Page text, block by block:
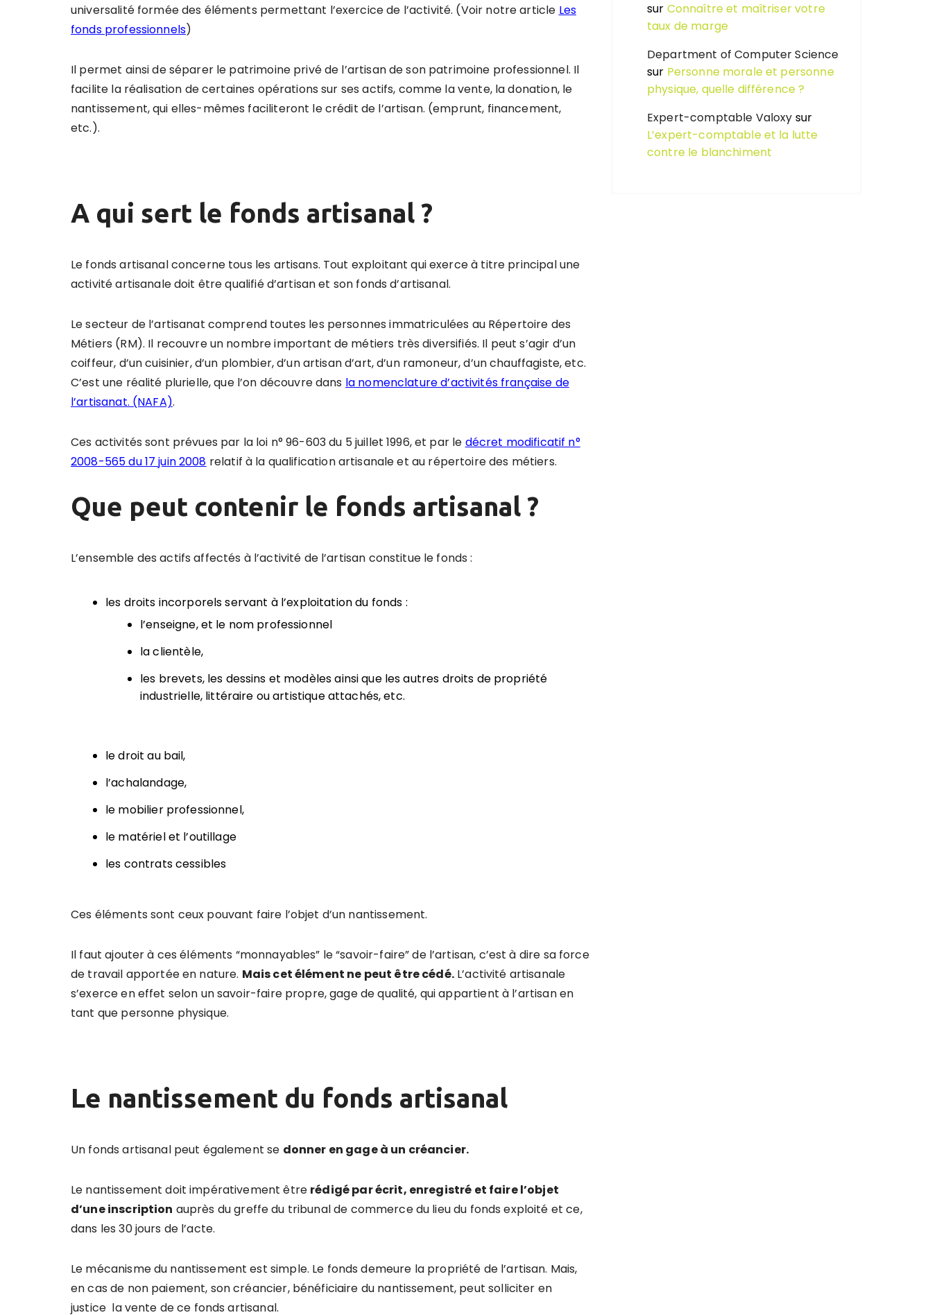
universalité formée des éléments permettant l’exercice de l’activité. (Voir notre article Les
fonds professionnels)
Il permet ainsi de séparer le patrimoine privé de l’artisan de son patrimoine professionnel. Il
facilite la réalisation de certaines opérations sur ses actifs, comme la vente, la donation, le
nantissement, qui elles-mêmes faciliteront le crédit de l’artisan. (emprunt, financement,
etc.).
A qui sert le fonds artisanal ?
Le fonds artisanal concerne tous les artisans. Tout exploitant qui exerce à titre principal une
activité artisanale doit être qualifié d’artisan et son fonds d’artisanal.
Le secteur de l’artisanat comprend toutes les personnes immatriculées au Répertoire des
Métiers (RM). Il recouvre un nombre important de métiers très diversifiés. Il peut s’agir d’un
coiffeur, d’un cuisinier, d’un plombier, d’un artisan d’art, d’un ramoneur, d’un chauffagiste, etc.
C’est une réalité plurielle, que l’on découvre dans la nomenclature d’activités française de
l’artisanat. (NAFA).
Ces activités sont prévues par la loi n° 96-603 du 5 juillet 1996, et par le décret modificatif n°
2008-565 du 17 juin 2008 relatif à la qualification artisanale et au répertoire des métiers.
Que peut contenir le fonds artisanal ?
L’ensemble des actifs affectés à l’activité de l’artisan constitue le fonds :
les droits incorporels servant à l’exploitation du fonds :
l’enseigne, et le nom professionnel
la clientèle,
les brevets, les dessins et modèles ainsi que les autres droits de propriété
industrielle, littéraire ou artistique attachés, etc.
le droit au bail,
l’achalandage,
le mobilier professionnel,
le matériel et l’outillage
les contrats cessibles
Ces éléments sont ceux pouvant faire l’objet d’un nantissement.
Il faut ajouter à ces éléments “monnayables” le “savoir-faire” de l’artisan, c’est à dire sa force
de travail apportée en nature. Mais cet élément ne peut être cédé.L’activité artisanale
s’exerce en effet selon un savoir-faire propre, gage de qualité, qui appartient à l’artisan en
tant que personne physique.
Le nantissement du fonds artisanal
Un fonds artisanal peut également se donner en gage à un créancier.
Le nantissement doit impérativement être rédigé par écrit, enregistré et faire l’objet
d’une inscription auprès du greffe du tribunal de commerce du lieu du fonds exploité et ce,
dans les 30 jours de l’acte.
Le mécanisme du nantissement est simple. Le fonds demeure la propriété de l’artisan. Mais,
en cas de non paiement, son créancier, bénéficiaire du nantissement, peut solliciter en
justice la vente de ce fonds artisanal.
sur Connaître et maîtriser votre
taux de marge
Department of Computer Science
sur Personne morale et personne
physique, quelle différence ?
Expert-comptable Valoxy sur
L’expert-comptable et la lutte
contre le blanchiment